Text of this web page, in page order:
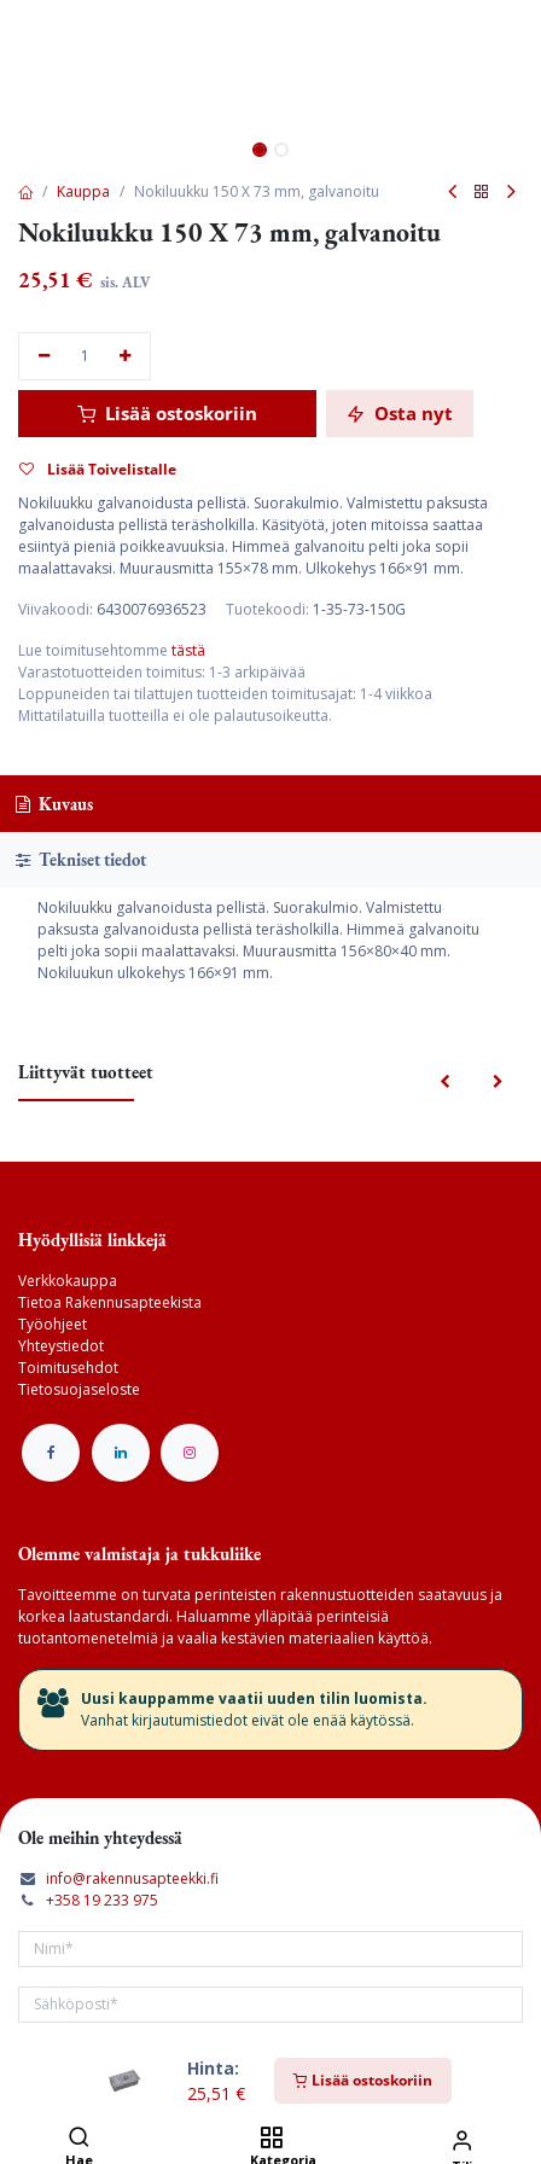
Hinta:
25,51 €
Lisää ostoskoriin
Hae Kategoria
Kauppa Nokiluukku 150 X 73 mm, galvanoitu
Nokiluukku 150 X 73 mm, galvanoitu
25,51 € sis. ALV
Lisää ostoskoriin Osta nyt
Lisää Toivelistalle
Nokiluukku galvanoidusta pellistä. Suorakulmio. Valmistettu paksusta
galvanoidusta pellistä teräsholkilla. Käsityötä, joten mitoissa saattaa
esiintyä pieniä poikkeavuuksia. Himmeä galvanoitu pelti joka sopii
maalattavaksi. Muurausmitta 155×78 mm. Ulkokehys 166×91 mm.
Viivakoodi: 6430076936523 Tuotekoodi: 1-35-73-150G
Lue toimitusehtomme tästä
Varastotuotteiden toimitus: 1-3 arkipäivää
Loppuneiden tai tilattujen tuotteiden toimitusajat: 1-4 viikkoa
Mittatilatuilla tuotteilla ei ole palautusoikeutta.
Kuvaus
Tekniset tiedot
Nokiluukku galvanoidusta pellistä. Suorakulmio. Valmistettu
paksusta galvanoidusta pellistä teräsholkilla. Himmeä galvanoitu
pelti joka sopii maalattavaksi. Muurausmitta 156×80×40 mm.
Nokiluukun ulkokehys 166×91 mm.
Liittyvät tuotteet
Hyödyllisiä linkkejä
Verkkokauppa
Tietoa Rakennusapteekista
Työohjeet
Yhteystiedot
Toimitusehdot
Tietosuojaseloste
Olemme valmistaja ja tukkuliike
Tavoitteemme on turvata perinteisten rakennustuotteiden saatavuus ja
korkea laatustandardi. Haluamme ylläpitää perinteisiä
tuotantomenetelmiä ja vaalia kestävien materiaalien käyttöä.
​Uusi kauppamme vaatii uuden tilin luomista.
Vanhat kirjautumistiedot eivät ole enää käytössä.
Ole meihin yhteydessä
info@rakennusapteekki.fi
+358 19 233 975
Tilaa kirjeemme